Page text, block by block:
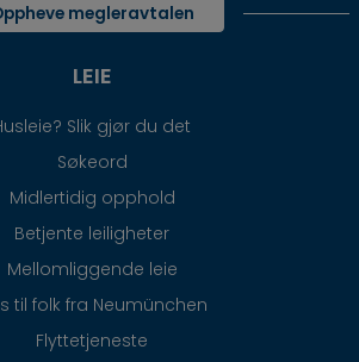
megleravtalen
LEIE
Slik gjør du det
Søkeord
Midlertidig opphold
Betjente leiligheter
Mellomliggende leie
til folk fra Neumünchen
Flyttetjeneste